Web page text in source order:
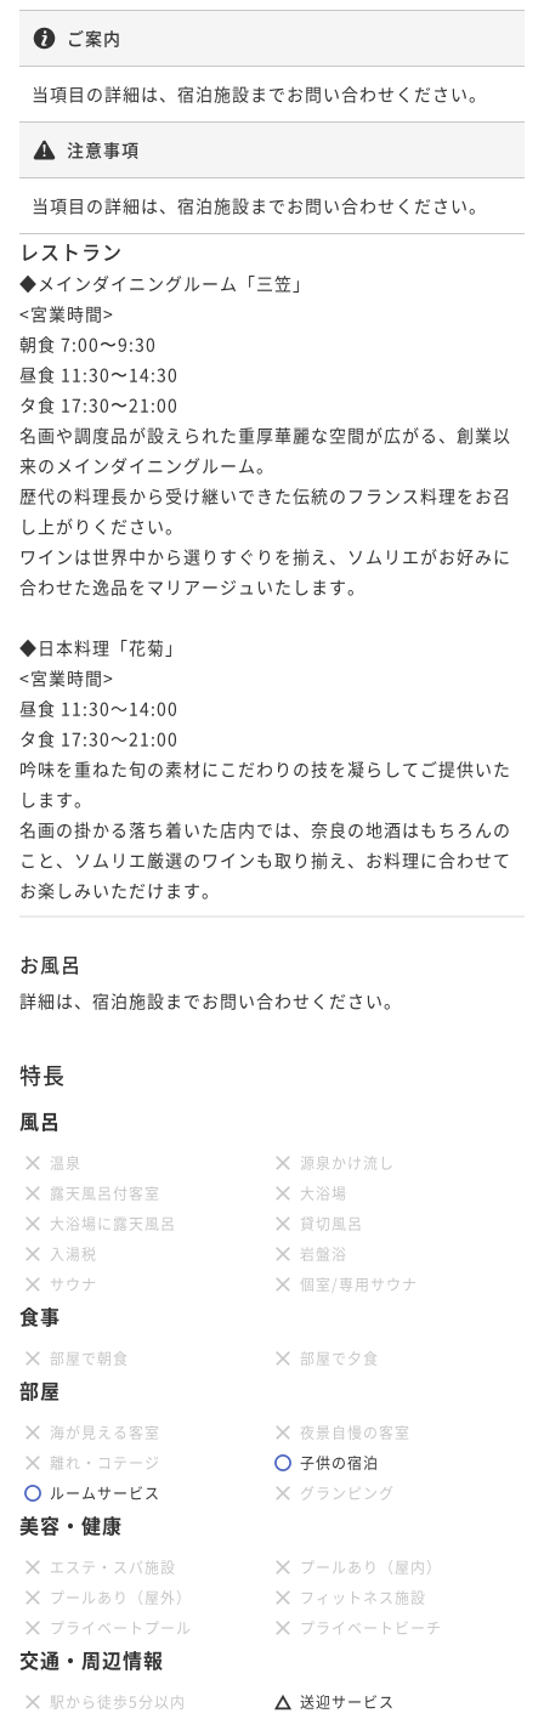
ご案内
当項目の詳細は、宿泊施設までお問い合わせください。
注意事項
当項目の詳細は、宿泊施設までお問い合わせください。
レストラン
◆メインダイニングルーム「三笠」
<宮業時間>
朝食 7:00〜9:30
昼食 11:30〜14:30
タ食 17:30〜21:00
名画や調度品が設えられた重厚華麗な空間が広がる、創業以
来のメインダイニングルーム。
歴代の料理長から受け継いできた伝統のフランス料理をお召
し上がりください。
ワインは世界中から選りすぐりを揃え、ソムリエがお好みに
合わせた逸品をマリアージュいたします。
◆日本料理「花菊」
<宮業時間>
昼食 11:30～14:00
タ食 17:30～21:00
吟味を重ねた旬の素材にこだわりの技を凝らしてご提供いた
します。
名画の掛かる落ち着いた店内では、奈良の地酒はもちろんの
こと、ソムリエ厳選のワインも取り揃え、お料理に合わせて
お楽しみいただけます。
お風呂
詳細は、宿泊施設までお問い合わせください。
特長
風呂
温泉
源泉かけ流し
露天風呂付客室
大浴場
大浴場に露天風呂
貸切風呂
入湯税
岩盤浴
サウナ
個室/専用サウナ
食事
部屋で朝食 部屋で夕食
部屋
海が見える客室
夜景自慢の客室
離れ・コテージ
子供の宿泊
ルームサービス
グランピング
美容・健康
エステ・スパ施設
プールあり（屋内）
プールあり（屋外）
フィットネス施設
プライベートプール
プライベートビーチ
交通・周辺情報
駅から徒歩5分以内
送迎サービス